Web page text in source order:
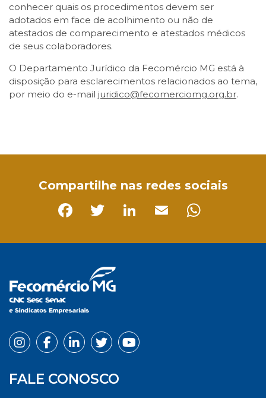
conhecer quais os procedimentos devem ser
adotados em face de acolhimento ou não de
atestados de comparecimento e atestados médicos
de seus colaboradores.
O Departamento Jurídico da Fecomércio MG está à
disposição para esclarecimentos relacionados ao tema,
por meio do e-mail juridico@fecomerciomg.org.br.
Compartilhe nas redes sociais
FALE CONOSCO